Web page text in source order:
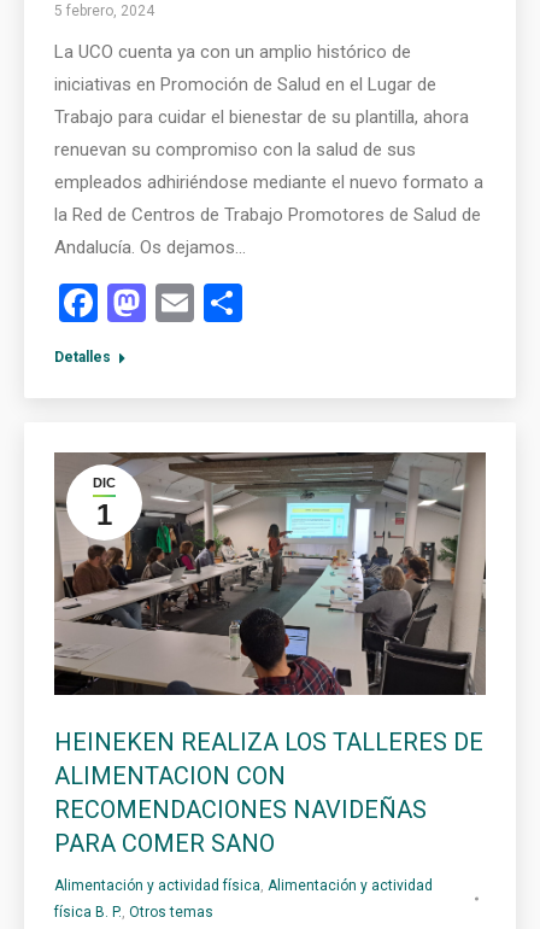
5 febrero, 2024
La UCO cuenta ya con un amplio histórico de
iniciativas en Promoción de Salud en el Lugar de
Trabajo para cuidar el bienestar de su plantilla, ahora
renuevan su compromiso con la salud de sus
empleados adhiriéndose mediante el nuevo formato a
la Red de Centros de Trabajo Promotores de Salud de
Andalucía. Os dejamos…
Facebook
Mastodon
Email
Detalles
DIC
1
HEINEKEN REALIZA LOS TALLERES DE
ALIMENTACION CON
RECOMENDACIONES NAVIDEÑAS
PARA COMER SANO
Alimentación y actividad física, Alimentación y actividad
física B. P., Otros temas